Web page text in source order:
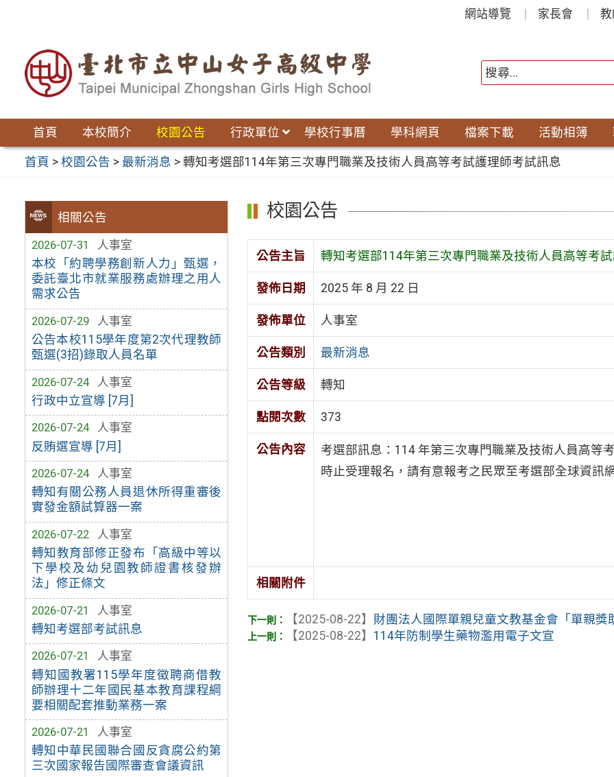
網站導覽 家長會
首頁 本校簡介 校園公告 行政單位 學校行事曆 學科網頁 檔案下載 活動相簿
首頁 >校園公告 > 最新消息 >轉知考選部114年第三次專門職業及技術人員高等考試護理師考試訊息
相關公告
2026-07-31
人事室
本校「約聘學務創新人力」甄選，
委託臺北市就業服務處辦理之用人
需求公告
2026-07-29
人事室
公告本校115學年度第2次代理教師
甄選(3招)錄取人員名單
2026-07-24
人事室
行政中立宣導 [7月]
2026-07-24
人事室
反賄選宣導 [7月]
2026-07-24
人事室
轉知有關公務人員退休所得重審後
實發金額試算器一案
2026-07-22
人事室
轉知教育部修正發布「高級中等以
下學校及幼兒園教師證書核發辦
法」修正條文
2026-07-21
人事室
轉知考選部考試訊息
2026-07-21
人事室
轉知國教署115學年度徵聘商借教
師辦理十二年國民基本教育課程綱
要相關配套推動業務一案
2026-07-21
人事室
轉知中華民國聯合國反貪腐公約第
三次國家報告國際審查會議資訊
校園公告
公告主旨 轉知考選部114年第三次專門職業及技術人員高等考
發佈日期 2025 年 8 月 22 日
發佈單位 人事室
公告類別 最新消息
公告等級 轉知
點閱次數 373
公告內容
考選部訊息：114 年第三次專門職業及技術人員高等
時止受理報名，請有意報考之民眾至考選部全球資訊
相關附件
【2025-08-22】 財團法人國際單親兒童文教基金會「單親獎
【2025-08-22】 114年防制學生藥物濫用電子文宣